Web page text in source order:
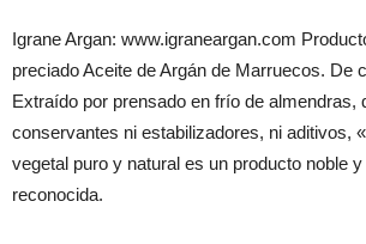
Igrane Argan: www.igraneargan.com
preciado Aceite de Argán de Marruecos. De
Extraído por prensado en frío de almendras,
conservantes ni estabilizadores, ni aditivos,
vegetal puro y natural es un producto noble
reconocida.